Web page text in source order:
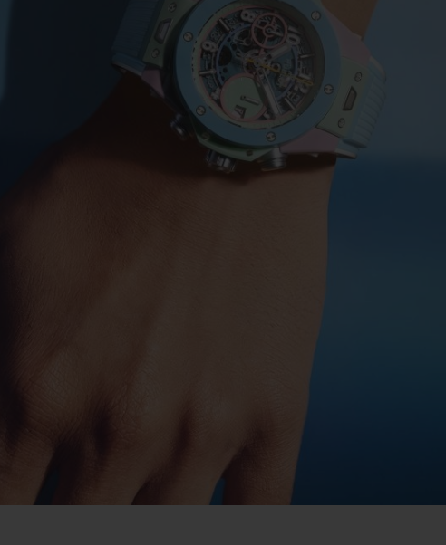
PEACH CERAMIC
ЭКСКЛЮЗИВНАЯ ОНЛАЙН-
ОЖИДАЕМЫЙ СРОК
БЕСПЛАТНАЯ ДОСТАВКА И